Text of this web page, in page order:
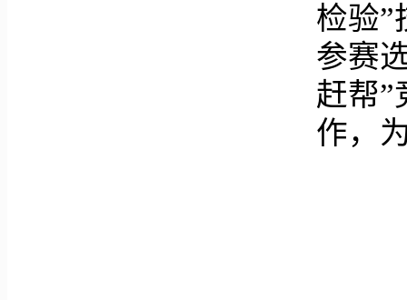
检验”
参赛
赶帮”
作，